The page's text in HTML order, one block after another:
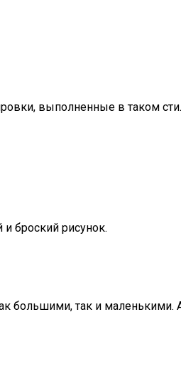
выполненные в таком
броский рисунок.
большими, так и маленькими.